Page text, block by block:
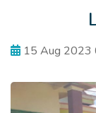
15 Aug 2023